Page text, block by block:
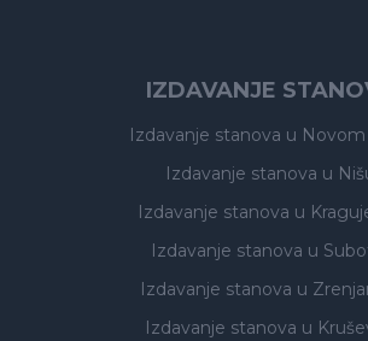
IZDAVANJE
Izdavanje stanova u Novom
Izdavanje stanova u
Izdavanje stanova u
Izdavanje stanova u
Izdavanje stanova u
Izdavanje stanova u